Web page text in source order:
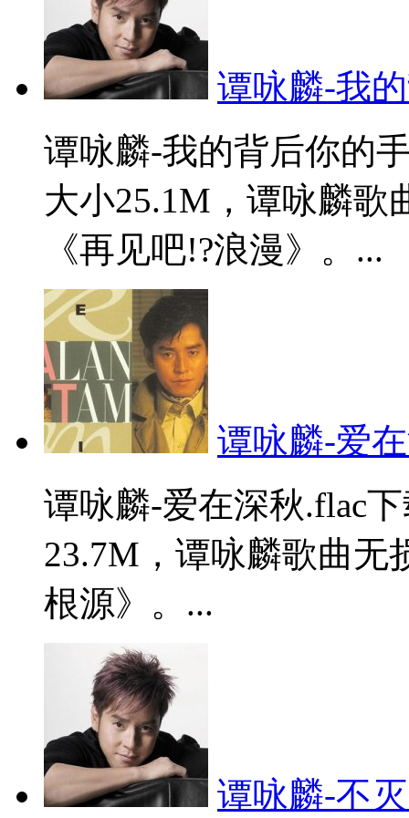
谭咏麟-我
谭咏麟-我的背后你的
大小25.1M，谭咏麟歌
《再见吧!?浪漫》。...
谭咏麟-爱
谭咏麟-爱在深秋.flac
23.7M，谭咏麟歌曲无
根源》。...
谭咏麟-不